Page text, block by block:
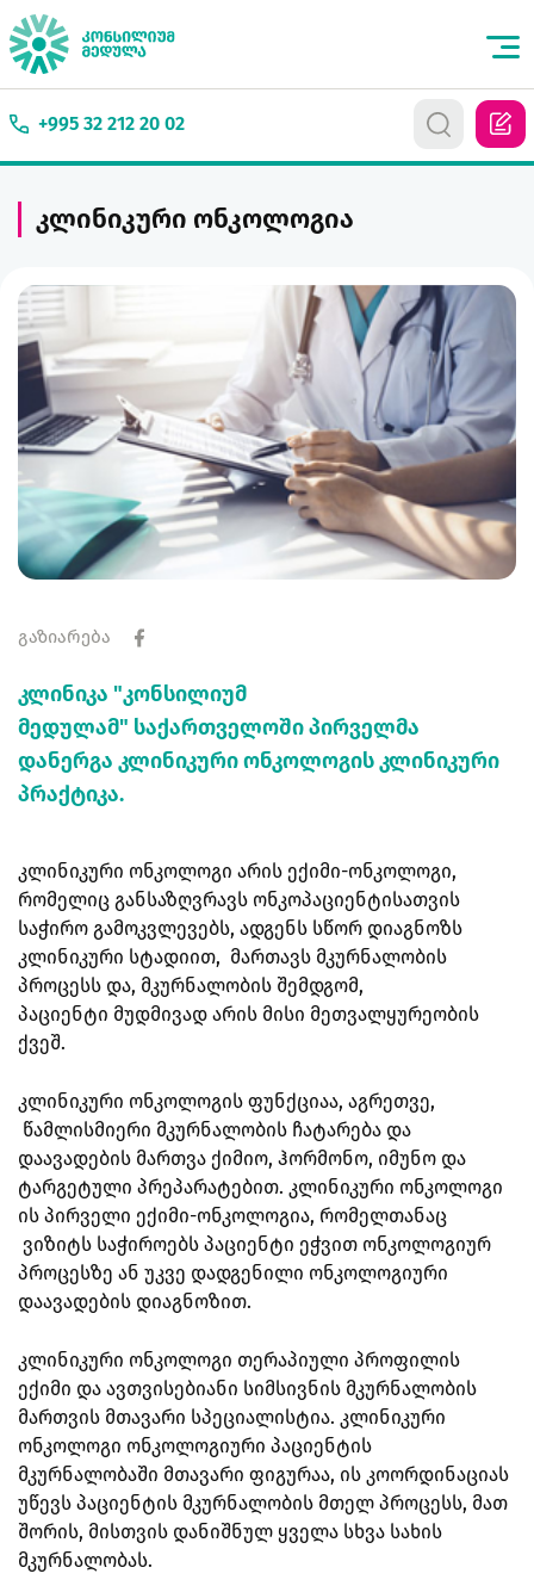
+995 32 212 20 02
კლინიკური ონკოლოგია
გაზიარება
კლინიკა "კონსილიუმ
მედულამ" საქართველოში პირველმა
დანერგა კლინიკური ონკოლოგის კლინიკური
პრაქტიკა.
კლინიკური ონკოლოგი არის ექიმი-ონკოლოგი,
რომელიც განსაზღვრავს ონკოპაციენტისათვის
საჭირო გამოკვლევებს, ადგენს სწორ დიაგნოზს
კლინიკური სტადიით, მართავს მკურნალობის
პროცესს და, მკურნალობის შემდგომ,
პაციენტი მუდმივად არის მისი მეთვალყურეობის
ქვეშ.
კლინიკური ონკოლოგის ფუნქციაა, აგრეთვე,
წამლისმიერი მკურნალობის ჩატარება და
დაავადების მართვა ქიმიო, ჰორმონო, იმუნო და
ტარგეტული პრეპარატებით. კლინიკური ონკოლოგი
ის პირველი ექიმი-ონკოლოგია, რომელთანაც
ვიზიტს საჭიროებს პაციენტი ეჭვით ონკოლოგიურ
პროცესზე ან უკვე დადგენილი ონკოლოგიური
დაავადების დიაგნოზით.
კლინიკური ონკოლოგი თერაპიული პროფილის
ექიმი და ავთვისებიანი სიმსივნის მკურნალობის
მართვის მთავარი სპეციალისტია. კლინიკური
ონკოლოგი ონკოლოგიური პაციენტის
მკურნალობაში მთავარი ფიგურაა, ის კოორდინაციას
უწევს პაციენტის მკურნალობის მთელ პროცესს, მათ
შორის, მისთვის დანიშნულ ყველა სხვა სახის
მკურნალობას.